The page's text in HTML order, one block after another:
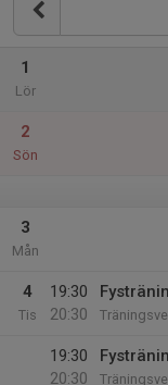
1
Lör
2
Sön
3
Mån
4
Tis
19:30
20:30
19:30
20:30